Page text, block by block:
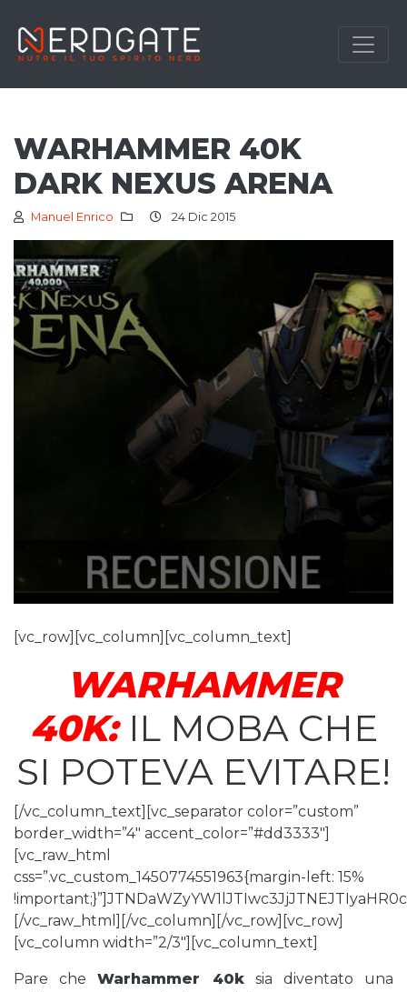
WARHAMMER 40K
DARK NEXUS ARENA
Manuel Enrico 24 Dic 2015
[vc_row][vc_column][vc_column_text]
WARHAMMER
40K: IL MOBA CHE
SI POTEVA EVITARE!
[/vc_column_text][vc_separator color=”custom”
border_width=”4″ accent_color=”#dd3333″]
[vc_raw_html
css=”.vc_custom_1450774551963{margin-left: 15%
[/vc_raw_html][/vc_column][/vc_row][vc_row]
[vc_column width=”2/3″][vc_column_text]
Pare cheWarhammer 40ksia diventato una